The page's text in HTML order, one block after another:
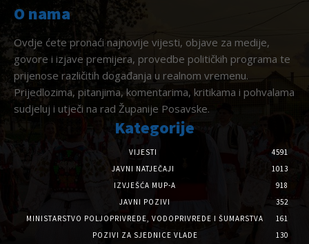
O nama
Ovdje ćete pronaći najnovije vijesti, objave za medije,
govore i izjave premijera, provedbe političkih programa te
prijenose različitih događanja u realnom vremenu.
Prijedlozima, pitanjima, komentarima, kritikama i pohvalama
sudjeluj i utječi na rad Županije Posavske.
Kategorije
VIJESTI
4591
JAVNI NATJEČAJI
1013
IZVJEŠĆA MUP-A
918
JAVNI POZIVI
352
MINISTARSTVO POLJOPRIVREDE, VODOPRIVREDE I ŠUMARSTVA
161
POZIVI ZA SJEDNICE VLADE
130